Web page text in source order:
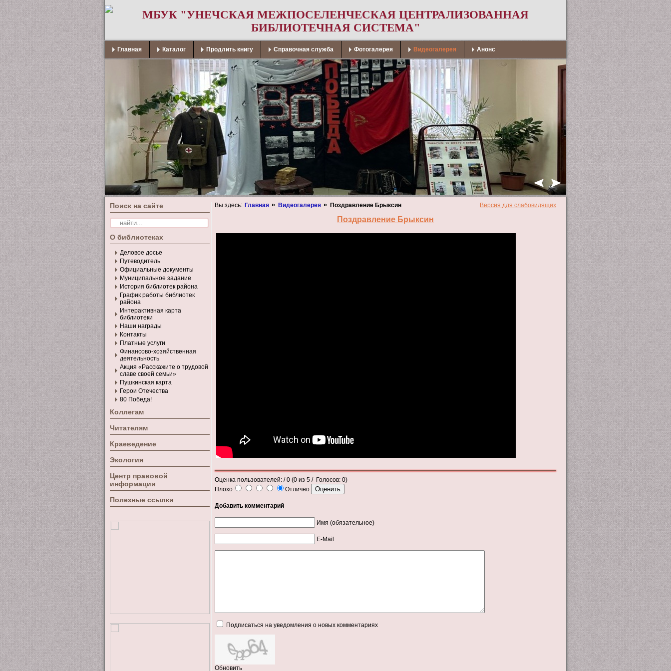
МБУК "УНЕЧСКАЯ МЕЖПОСЕЛЕНЧЕСКАЯ ЦЕНТРАЛИЗОВАННАЯ
БИБЛИОТЕЧНАЯ СИСТЕМА"
Главная Каталог Продлить книгу Справочная служба Фотогалерея Видеогалерея Анонс
Поиск на сайте
О библиотеках
Деловое досье
Путеводитель
Официальные документы
Муниципальное задание
История библиотек района
График работы библиотек
района
Интерактивная карта
библиотеки
Наши награды
Контакты
Платные услуги
Финансово-хозяйственная
деятельность
Акция «Расскажите о трудовой
славе своей семьи»
Пушкинская карта
Герои Отечества
80 Победа!
Коллегам
Читателям
Краеведение
Экология
Центр правовой
информации
Полезные ссылки
Вы здесь: Главная Видеогалерея Поздравление Брыксин Версия для слабовидящих
Поздравление Брыксин
Оценка пользователей: / 0 (0 из 5 / Голосов: 0)
Плохо
Отлично
Добавить комментарий
Имя (обязательное)
E-Mail
Подписаться на уведомления о новых комментариях
Обновить